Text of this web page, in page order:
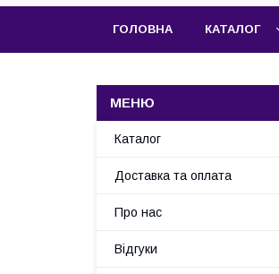
ГОЛОВНА КАТАЛОГ
Каталог
Доставка та оплата
Про нас
Відгуки